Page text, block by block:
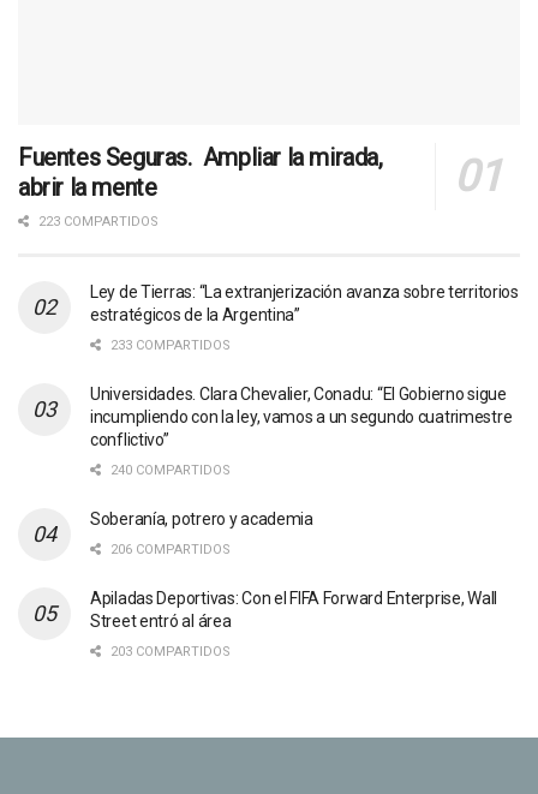
Fuentes Seguras. Ampliar la mirada,
abrir la mente
223 COMPARTIDOS
Ley de Tierras: “La extranjerización avanza sobre territorios
estratégicos de la Argentina”
233 COMPARTIDOS
Universidades. Clara Chevalier, Conadu: “El Gobierno sigue
incumpliendo con la ley, vamos a un segundo cuatrimestre
conflictivo”
240 COMPARTIDOS
Soberanía, potrero y academia
206 COMPARTIDOS
Apiladas Deportivas: Con el FIFA Forward Enterprise, Wall
Street entró al área
203 COMPARTIDOS